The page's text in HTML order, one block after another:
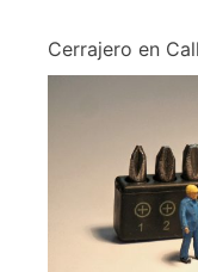
Cerrajero en